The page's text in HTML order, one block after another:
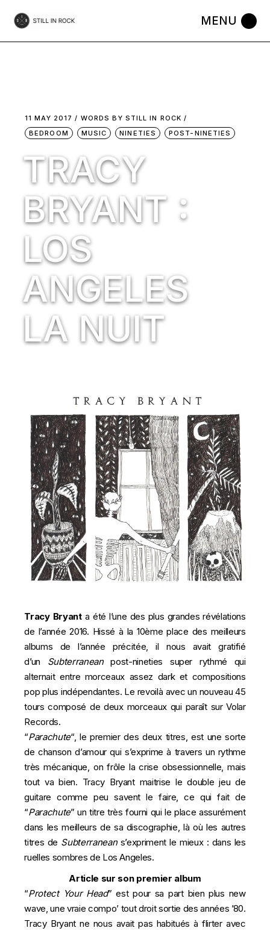
the
11 MAY 2017 WORDS BY STILL IN ROCK
BEDROOM
MUSIC NINETIES POST-NINETIES
TRACY
BRYANT :
LOS
ANGELES
LA NUIT
Tracy Bryant a été l’une des plus grandes révélations
de l’année 2016. Hissé à la 10ème place des meilleurs
albums de l’année précitée, il nous avait gratifié
d’un Subterranean post-nineties super rythmé qui
alternait entre morceaux assez dark et compositions
pop plus indépendantes. Le revoilà avec un nouveau 45
tours composé de deux morceaux qui paraît sur Volar
Records.
“Parachute“, le premier des deux titres, est une sorte
de chanson d’amour qui s’exprime à travers un rythme
très mécanique, on frôle la crise obsessionnelle, mais
tout va bien. Tracy Bryant maitrise le double jeu de
guitare comme peu savent le faire, ce qui fait de
“Parachute” un titre très fourni qui le place assurément
dans les meilleurs de sa discographie, là où les autres
titres de Subterraneans’expriment le mieux : dans les
ruelles sombres de Los Angeles.
Article sur son premier album
“Protect Your Head” est pour sa part bien plus new
wave, une vraie compo’ tout droit sortie des années ’80.
Tracy Bryant ne nous avait pas habitués à flirter avec